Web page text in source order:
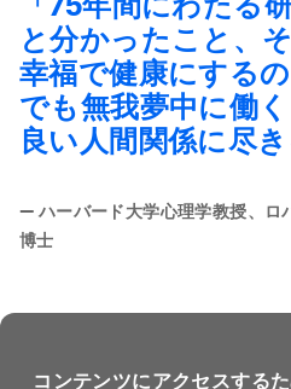
と分かったこと、
幸福で健康にする
でも無我夢中に働
良い人間関係に尽き
— ハーバード大学心理学教授、ロ
博士
コンテンツにアクセスする